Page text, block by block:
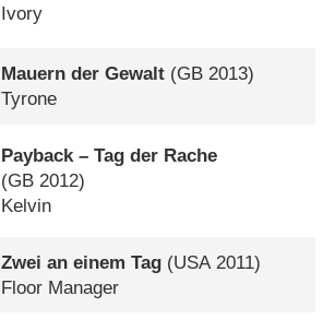
Ivory
Mauern der Gewalt (GB 2013)
Tyrone
Payback – Tag der Rache
(GB 2012)
Kelvin
Zwei an einem Tag (USA 2011)
Floor Manager